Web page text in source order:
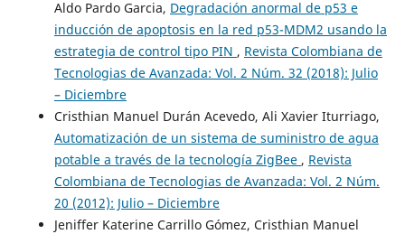
Aldo Pardo Garcia, Degradación anormal de p53 e
inducción de apoptosis en la red p53-MDM2 usando la
estrategia de control tipo PIN , Revista Colombiana de
Tecnologias de Avanzada: Vol. 2 Núm. 32 (2018): Julio
– Diciembre
Cristhian Manuel Durán Acevedo, Ali Xavier Iturriago,
Automatización de un sistema de suministro de agua
potable a través de la tecnología ZigBee , Revista
Colombiana de Tecnologias de Avanzada: Vol. 2 Núm.
20 (2012): Julio – Diciembre
Jeniffer Katerine Carrillo Gómez, Cristhian Manuel